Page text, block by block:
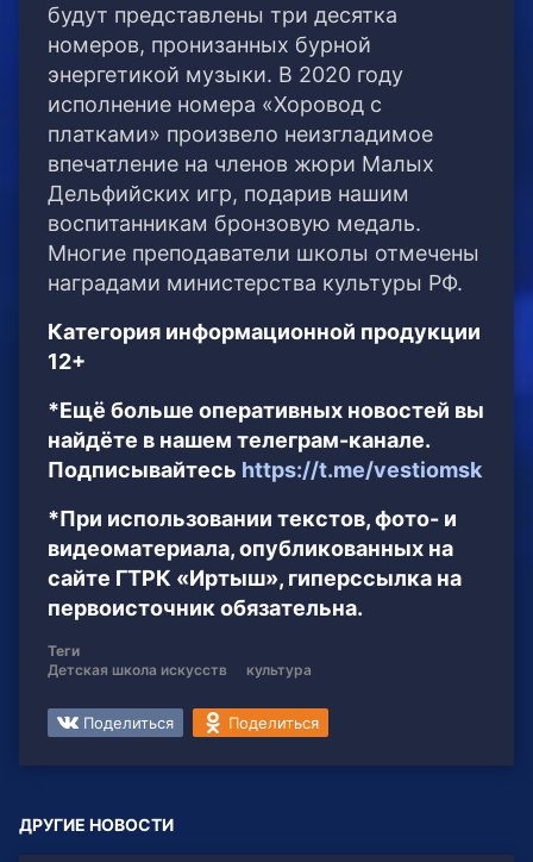
будут представлены три десятка
номеров, пронизанных бурной
энергетикой музыки. В 2020 году
исполнение номера «Хоровод с
платками» произвело неизгладимое
впечатление на членов жюри Малых
Дельфийских игр, подарив нашим
воспитанникам бронзовую медаль.
Многие преподаватели школы отмечены
наградами министерства культуры РФ.
Категория информационной продукции
12+
*Ещё больше оперативных новостей вы
найдёте в нашем телеграм-канале.
Подписывайтесь https://t.me/vestiomsk
*При использовании текстов, фото- и
видеоматериала, опубликованных на
сайте ГТРК «Иртыш», гиперссылка на
первоисточник обязательна.
Теги
Детская школа искусств
культура
Поделиться Поделиться
ДРУГИЕ НОВОСТИ